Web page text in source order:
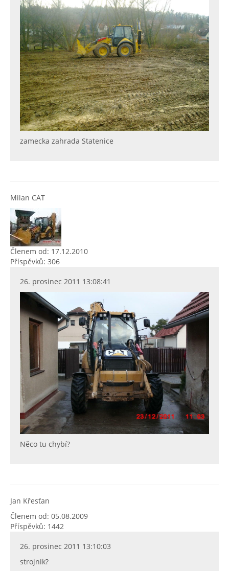
zamecka zahrada Statenice
Milan CAT
Členem od: 17.12.2010
Příspěvků: 306
26. prosinec 2011 13:08:41
Něco tu chybí?
Jan Křesťan
Členem od: 05.08.2009
Příspěvků: 1442
26. prosinec 2011 13:10:03
strojnik?